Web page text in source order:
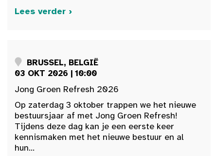
Lees verder ›
BRUSSEL, BELGIË
03 OKT 2026 | 10:00
Jong Groen Refresh 2026
Op zaterdag 3 oktober trappen we het nieuwe
bestuursjaar af met Jong Groen Refresh!
Tijdens deze dag kan je een eerste keer
kennismaken met het nieuwe bestuur en al
hun...